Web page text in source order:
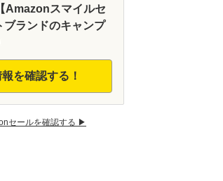
Amazonスマイルセ
ブランドのキャンプ
を確認する！
セールを確認する ▶︎